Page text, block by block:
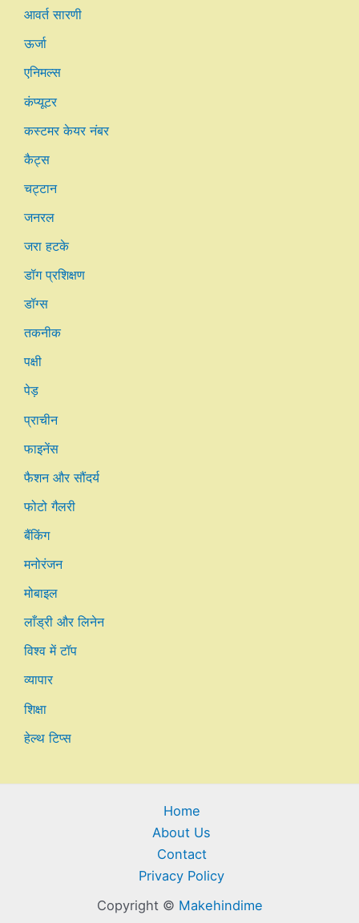
आवर्त सारणी
ऊर्जा
एनिमल्स
कंप्यूटर
कस्टमर केयर नंबर
कैट्स
चट्टान
जनरल
जरा हटके
डॉग प्रशिक्षण
डॉग्स
तकनीक
पक्षी
पेड़
प्राचीन
फाइनेंस
फैशन और सौंदर्य
फोटो गैलरी
बैंकिंग
मनोरंजन
मोबाइल
लाँड्री और लिनेन
विश्व में टॉप
व्यापार
शिक्षा
हेल्थ टिप्स
Home
About Us
Contact
Privacy Policy
Copyright © Makehindime